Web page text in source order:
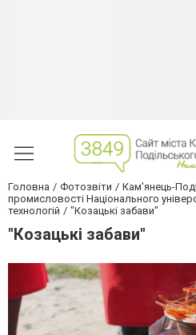
Головна Фотозвіти
Кам'янець-
промисловості Національного
технологій
"Козацькі забави"
"Козацькі забави"